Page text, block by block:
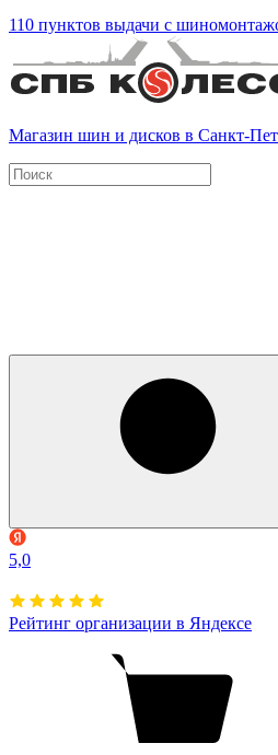
110 пунктов выдачи с
Магазин шин и дисков в Санкт-
5,0
Рейтинг организации в Яндексе